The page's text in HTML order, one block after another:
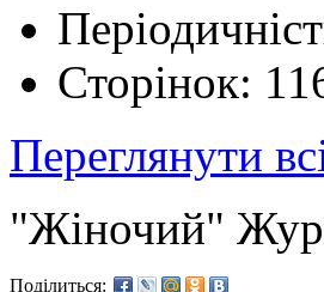
Сторінок:
Переглянути
"Жіночий"
Поділиться: